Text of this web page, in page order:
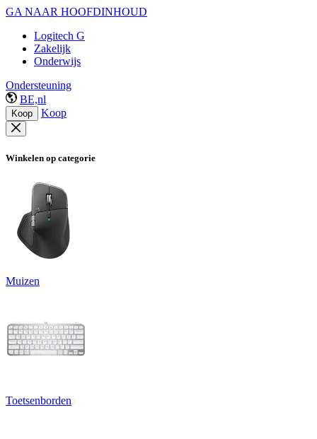
GA NAAR HOOFDINHOUD
Logitech G
Zakelijk
Onderwijs
Ondersteuning
BE,nl
Koop Koop
Winkelen op categorie
Muizen
Toetsenborden